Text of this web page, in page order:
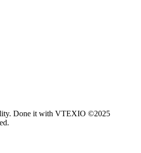
. Done it with VTEXIO ©2025